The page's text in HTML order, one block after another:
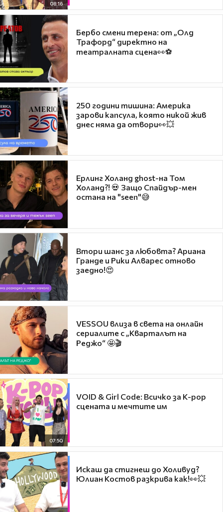
08:16
Бербо смени терена: от „Олд
Трафорд“ директно на
театралната сцена👀⚽
250 години тишина: Америка
зарови капсула, която никой жив
днес няма да отвори👀💥
Ерлинг Холанд ghost-на Том
Холанд?! 💀 Защо Спайдър-мен
остана на "seen"😅
Втори шанс за любовта? Ариана
Гранде и Рики Алварес отново
заедно!😍
VESSOU влиза в света на онлайн
сериалите с „Кварталът на
Реджо“ 🤩🎬
07:50
VOID & Girl Code: Всичко за K-pop
сцената и мечтите им
Искаш да стигнеш до Холивуд?
Юлиан Костов разкрива как!👀💥